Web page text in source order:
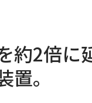
約2倍に
。